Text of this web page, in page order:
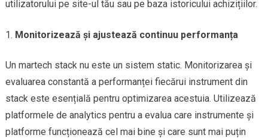
utilizatorului pe site-ul tău sau pe baza istoricului achizițiilor.
Monitorizează și ajustează continuu performanța
Un martech stack nu este un sistem static. Monitorizarea și
evaluarea constantă a performanței fiecărui instrument din
stack este esențială pentru optimizarea acestuia. Utilizează
platformele de analytics pentru a evalua care instrumente și
platforme funcționează cel mai bine și care sunt mai puțin